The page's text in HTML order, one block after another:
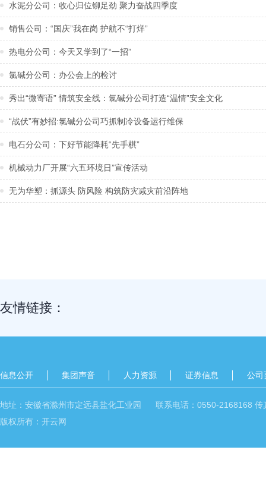
水泥分公司：收心归位铆足劲 聚力奋战四季度
销售公司：“国庆”我在岗 护航不“打烊”
热电分公司：今天又学到了“一招”
氯碱分公司：办公会上的检讨
秀出“微寄语” 情筑安全线：氯碱分公司打造“温情”安全文化
“战伏”有妙招:氯碱分公司巧抓制冷设备运行维保
电石分公司：下好节能降耗“先手棋”
机械动力厂开展“六五环境日”宣传活动
无为华塑：抓源头 防风险 构筑防灾减灾前沿阵地
友情链接：
信息公开 集团声音 人力资源 证券信息 公司
地址：安徽省滁州市定远县盐化工业园 联系电话：0550-2168168
版权所有：开云网